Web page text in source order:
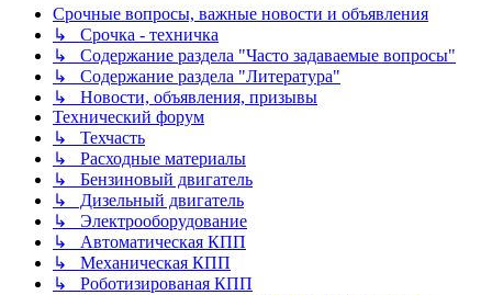
Срочные вопросы, важные новости и объявления
↳ Срочка - техничка
↳ Содержание раздела "Часто задаваемые вопросы"
↳ Содержание раздела "Литература"
↳ Новости, объявления, призывы
Технический форум
↳ Техчасть
↳ Расходные материалы
↳ Бензиновый двигатель
↳ Дизельный двигатель
↳ Электрооборудование
↳ Автоматическая КПП
↳ Механическая КПП
↳ Роботизированая КПП